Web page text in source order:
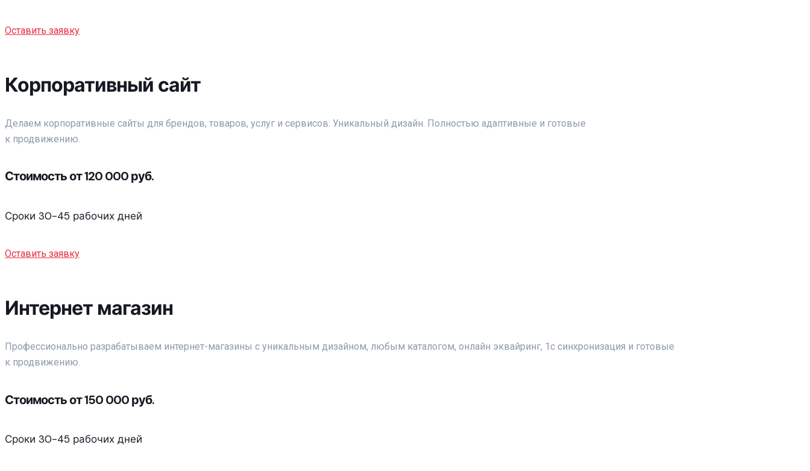
Оставить заявку
Корпоративный сайт
Делаем корпоративные сайты для брендов, товаров, услуг и сервисов. Уникальный дизайн. Полностью адаптивные и готовые
к продвижению.
Стоимость от 120 000 руб.
Сроки 30-45 рабочих дней
Оставить заявку
Интернет магазин
Профессионально разрабатываем интернет-магазины с уникальным дизайном, любым каталогом, онлайн эквайринг, 1с синхронизация и готовые
к продвижению.
Стоимость от 150 000 руб.
Сроки 30-45 рабочих дней